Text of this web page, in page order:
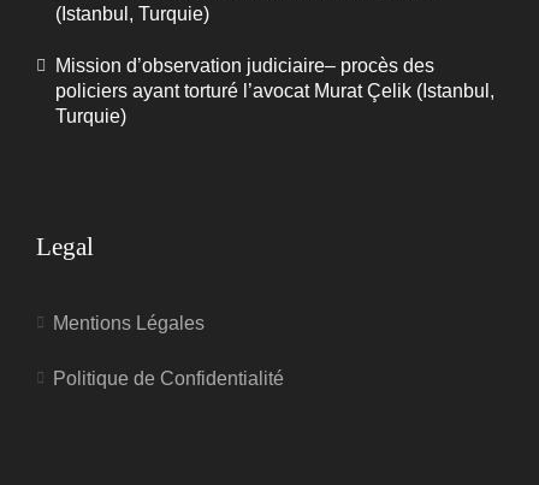
(Istanbul, Turquie)
Mission d’observation judiciaire– procès des
policiers ayant torturé l’avocat Murat Çelik (Istanbul,
Turquie)
Legal
Mentions Légales
Politique de Confidentialité